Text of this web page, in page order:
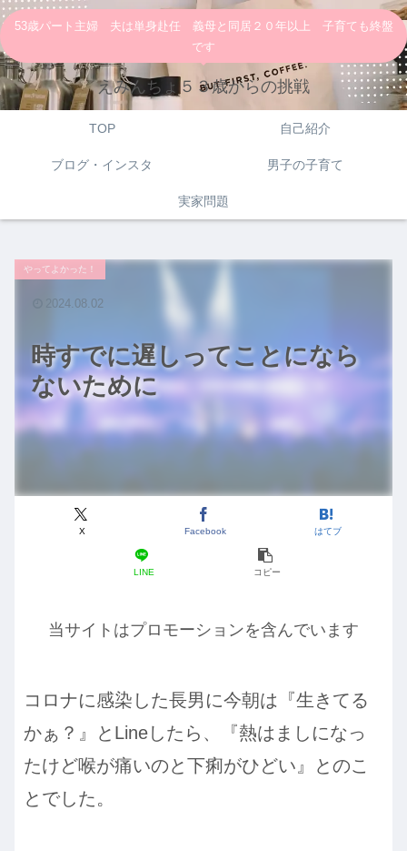
53歳パート主婦 夫は単身赴任 義母と同居２０年以上 子育ても終盤
です
えみんちょ５３歳からの挑戦
TOP 自己紹介
ブログ・インスタ 男子の子育て
実家問題
時すでに遅しってことになら
ないために
やってよかった！
X Facebook はてブ
LINE コピー
2024.08.02
当サイトはプロモーションを含んでいます
コロナに感染した長男に今朝は『生きてる
かぁ？』とLineしたら、『熱はましになっ
たけど喉が痛いのと下痢がひどい』とのこ
とでした。